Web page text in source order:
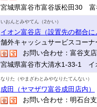
宮城県富谷市富谷坂松田30 富
いおんとみやてん（2かい）
イオン富谷店（設置先の都合
舗外キャッシュサービスコーナ
お問い合わせ：富谷支店
宮城県富谷市大清水1-33-1 イ
なりた（やまざわとみやなりたてんない）
成田（ヤマザワ富谷成田店内）
お問い合わせ：明石台